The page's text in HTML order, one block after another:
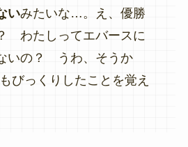
いみたいな…。え、優勝
わたしってエバースに
いの？ うわ、そうか
びっくりしたことを覚え